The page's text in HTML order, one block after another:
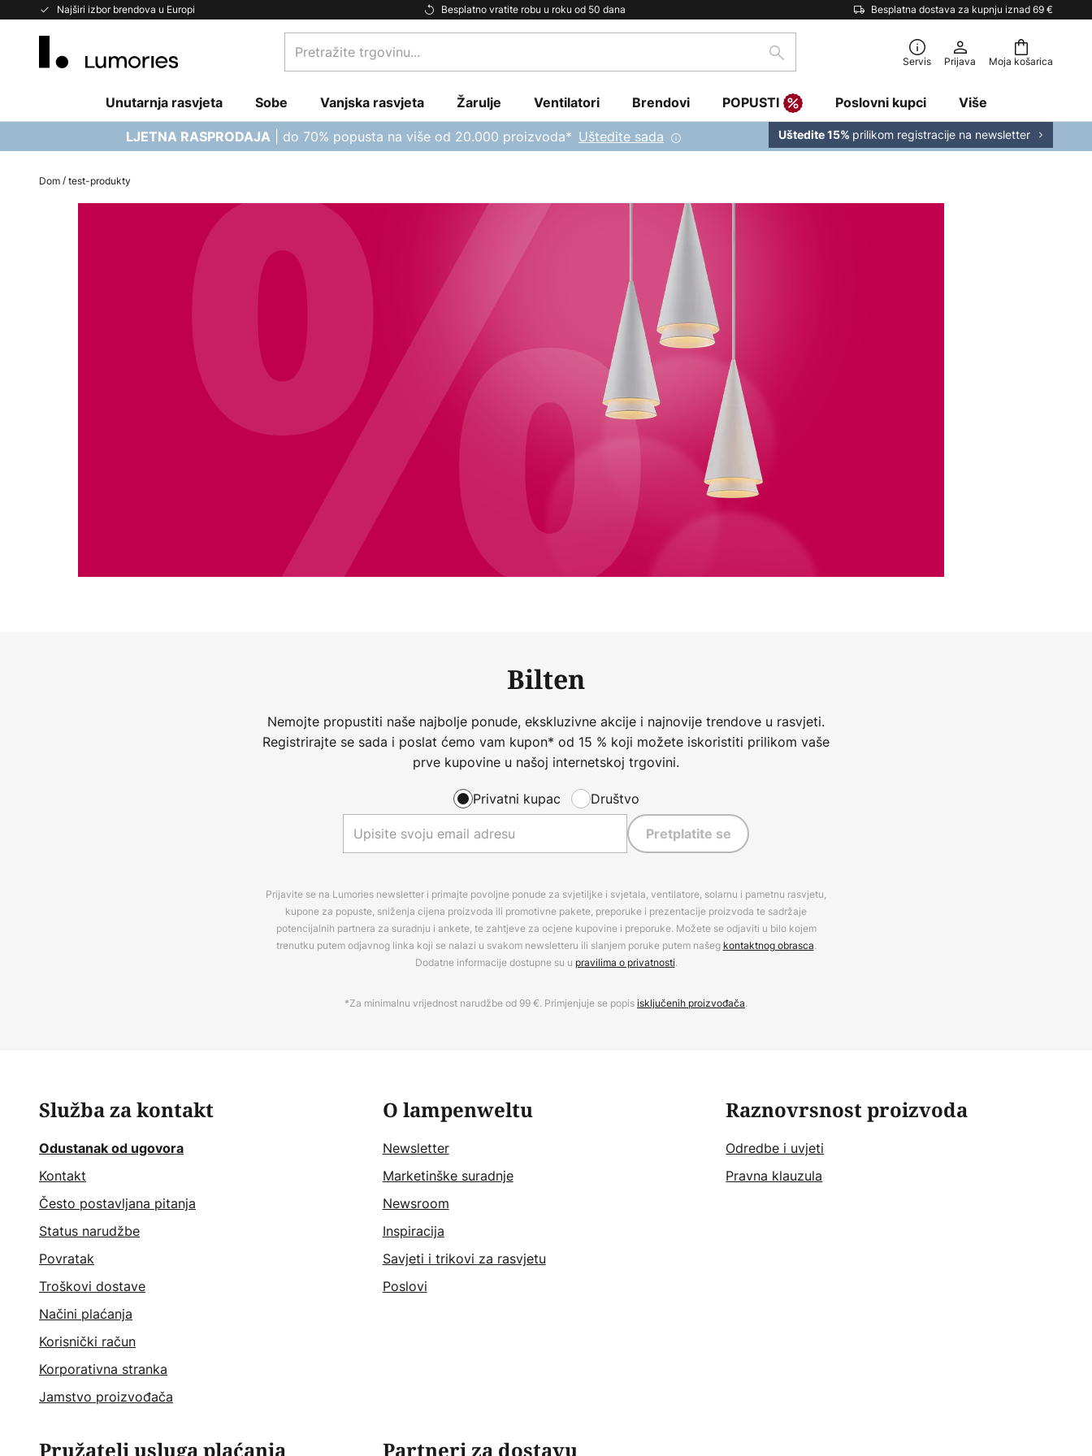
Najširi izbor brendova u Europi Besplatno vratite robu u roku od 50 dana Besplatna dostava za kupnju iznad 69 €
Skip
Moja košarica
Pretražite
trgovinu...
traži Servis Prijava
Unutarnja rasvjeta Sobe Vanjska rasvjeta Žarulje Ventilatori Brendovi POPUSTI Poslovni kupci Više
LJETNA RASPRODAJA | do 70% popusta na više od 20.000 proizvoda* Uštedite sada Uštedite 15% prilikom registracije na newsletter
Dom test-produkty
Bilten
Nemojte propustiti naše najbolje ponude, ekskluzivne akcije i najnovije trendove u rasvjeti.
Registrirajte se sada i poslat ćemo vam kupon* od 15 % koji možete iskoristiti prilikom vaše
prve kupovine u našoj internetskoj trgovini.
Privatni kupac Društvo
Pretplatite se
Prijavite se na Lumories newsletter i primajte povoljne ponude za svjetiljke i svjetala, ventilatore, solarnu i pametnu rasvjetu,
kupone za popuste, sniženja cijena proizvoda ili promotivne pakete, preporuke i prezentacije proizvoda te sadržaje
potencijalnih partnera za suradnju i ankete, te zahtjeve za ocjene kupovine i preporuke. Možete se odjaviti u bilo kojem
trenutku putem odjavnog linka koji se nalazi u svakom newsletteru ili slanjem poruke putem našeg kontaktnog obrasca.
Dodatne informacije dostupne su u pravilima o privatnosti.
*Za minimalnu vrijednost narudžbe od 99 €. Primjenjuje se popisisključenih proizvođača.
Služba za kontakt
Odustanak od ugovora
Kontakt
Često postavljana pitanja
Status narudžbe
Povratak
Troškovi dostave
Načini plaćanja
Korisnički račun
Korporativna stranka
Jamstvo proizvođača
O lampenweltu
Newsletter
Marketinške suradnje
Newsroom
Inspiracija
Savjeti i trikovi za rasvjetu
Poslovi
Raznovrsnost proizvoda
Odredbe i uvjeti
Pravna klauzula